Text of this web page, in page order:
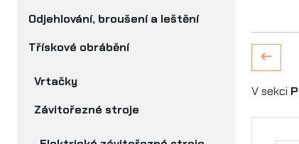
Odjehlování, broušení a leštění
Třískové obrábění
Vrtačky
Závitořezné stroje
V sekci